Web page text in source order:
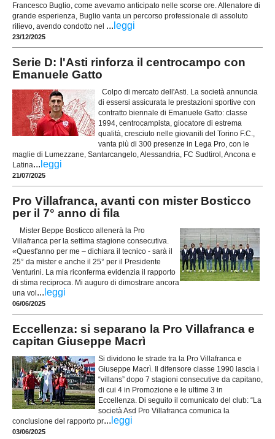
Francesco Buglio, come avevamo anticipato nelle scorse ore. Allenatore di
grande esperienza, Buglio vanta un percorso professionale di assoluto
rilievo, avendo condotto nel ... leggi
23/12/2025
Serie D: l'Asti rinforza il centrocampo con
Emanuele Gatto
Colpo di mercato dell'Asti. La società annuncia
di essersi assicurata le prestazioni sportive con
contratto biennale di Emanuele Gatto: classe
1994, centrocampista, giocatore di estrema
qualità, cresciuto nelle giovanili del Torino F.C.,
vanta più di 300 presenze in Lega Pro, con le
maglie di Lumezzane, Santarcangelo, Alessandria, FC Sudtirol, Ancona e
Latina... leggi
21/07/2025
Pro Villafranca, avanti con mister Bosticco
per il 7° anno di fila
Mister Beppe Bosticco allenerà la Pro
Villafranca per la settima stagione consecutiva.
«Quest'anno per me – dichiara il tecnico - sarà il
25° da mister e anche il 25° per il Presidente
Venturini. La mia riconferma evidenzia il rapporto
di stima reciproca. Mi auguro di dimostrare ancora
una vol ... leggi
06/06/2025
Eccellenza: si separano la Pro Villafranca e
capitan Giuseppe Macrì
Si dividono le strade tra la Pro Villafranca e
Giuseppe Macrì. Il difensore classe 1990 lascia i
“villans” dopo 7 stagioni consecutive da capitano,
di cui 4 in Promozione e le ultime 3 in
Eccellenza. Di seguito il comunicato del club: “La
società Asd Pro Villafranca comunica la
conclusione del rapporto pr... leggi
03/06/2025